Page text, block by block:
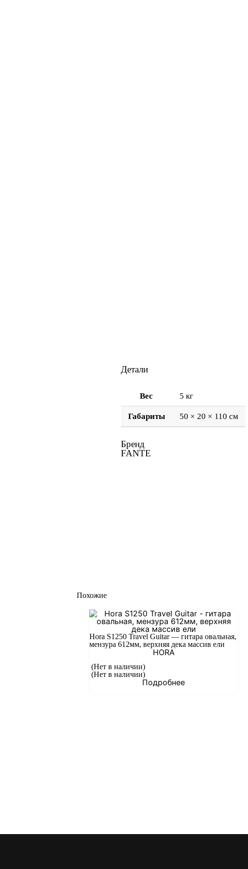
Детали
Вес 5 кг
Габариты 50 × 20 × 110 см
Бренд
FANTE
Похожие
Hora S1250 Travel Guitar — гитара овальная,
мензура 612мм, верхняя дека массив ели
HORA
(Нет в наличии)
(Нет в наличии)
Подробнее